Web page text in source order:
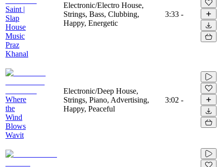
Saint |
Slap
House
Music
Praz
Khanal
Electronic/Electro House,
Strings, Bass, Clubbing,
Happy, Energetic
3:33 -
Where
the
Wind
Blows
Wavit
Electronic/Deep House,
Strings, Piano, Advertising,
Happy, Peaceful
3:02 -